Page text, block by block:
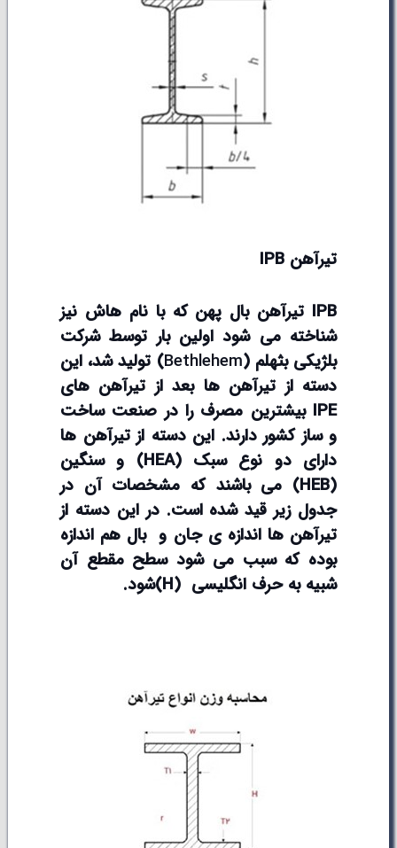
تیرآهن IPB
IPB تیرآهن بال پهن که با نام هاش نیز
شناخته می شود اولین بار توسط شرکت
بلژیکی بثهلم (Bethlehem) تولید شد، این
دسته از تیرآهن ها بعد از تیرآهن های
IPE بیشترین مصرف را در صنعت ساخت
و ساز کشور دارند. این دسته از تیرآهن ها
دارای دو نوع سبک (HEA) و سنگین
(
HEB) می باشند که مشخصات آن در
جدول زیر قید شده است. در این دسته از
تیرآهن ها اندازه ی جان و بال هم اندازه
بوده که سبب می شود سطح مقطع آن
شبیه به حرف انگلیسی (H) شود.